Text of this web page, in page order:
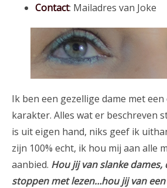
Contact: Mailadres van Joke
Ik ben een gezellige dame met
karakter. Alles wat er beschreven
is uit eigen hand, niks geef ik
zijn 100% echt, ik hou mij aan alle
aanbied. Hou jij van slanke dames,
stoppen met lezen…hou jij van